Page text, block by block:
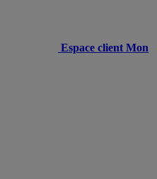
Espace client Mon